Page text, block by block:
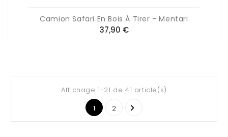
Camion Safari En Bois À Tirer - Mentari
37,90 €Prix
Affichage 1-21 de 41 article(s)
1
2 